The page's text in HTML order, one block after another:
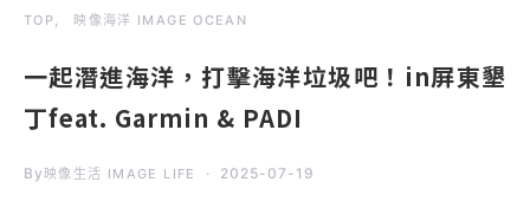
TOP 映像海洋 IMAGE OCEAN
一起潛進海洋，打擊海洋垃圾吧！in屏東墾
丁feat. Garmin & PADI
By 映像生活 IMAGE LIFE 2025-07-19